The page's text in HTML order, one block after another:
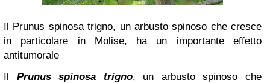
Il Prunus spinosa trigno, un arbusto spinoso che cresce
in particolare in Molise, ha un importante effetto
antitumorale
Il Prunus spinosa trigno, un arbusto spinoso che